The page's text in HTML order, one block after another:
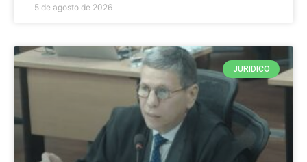
5 de agosto de 2026
JURIDICO